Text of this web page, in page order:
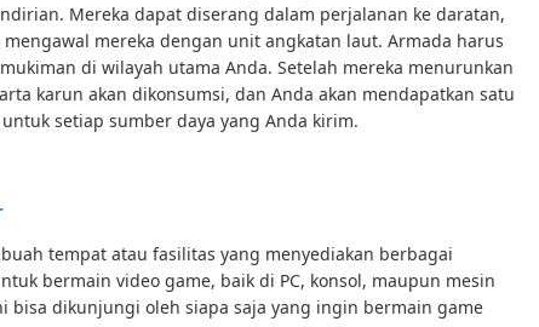
Mereka dapat diserang dalam perjalanan ke daratan,
mereka dengan unit angkatan laut. Armada harus
di wilayah utama Anda. Setelah mereka menurunkan
karun akan dikonsumsi, dan Anda akan mendapatkan satu
setiap sumber daya yang Anda kirim.
tempat atau fasilitas yang menyediakan berbagai
bermain video game, baik di PC, konsol, maupun mesin
bisa dikunjungi oleh siapa saja yang ingin bermain game